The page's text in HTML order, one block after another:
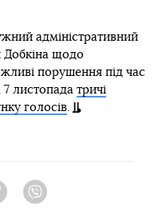
адміністративний
Добкіна щодо
порушення під час
7 листопада тричі
голосів.
Telegram